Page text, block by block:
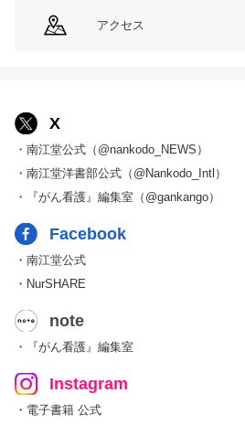
アクセス
X
・南江堂公式（@nankodo_NEWS）
・南江堂洋書部公式（@Nankodo_Intl）
・『がん看護』編集室（@gankango）
Facebook
・南江堂公式
・NurSHARE
note
・『がん看護』編集室
Instagram
・電子書籍 公式